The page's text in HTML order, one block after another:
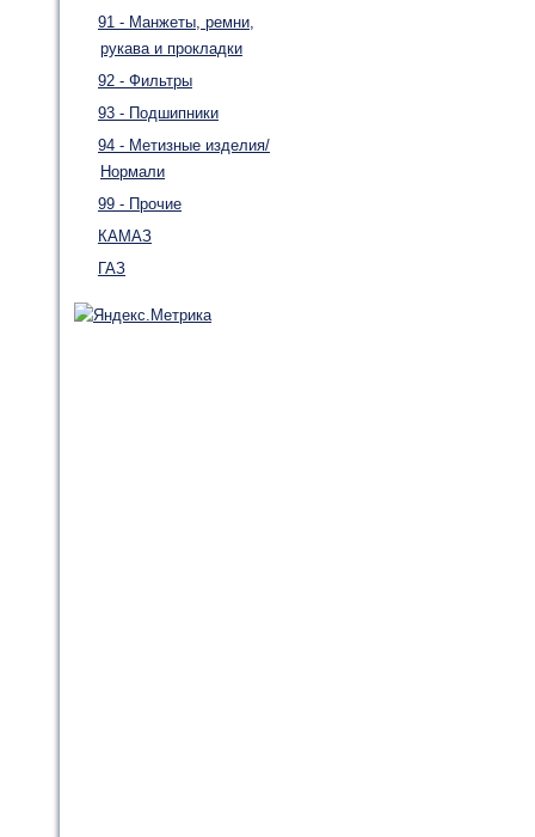
91 - Манжеты, ремни,
рукава и прокладки
92 - Фильтры
93 - Подшипники
94 - Метизные изделия/
Нормали
99 - Прочие
КАМАЗ
ГАЗ